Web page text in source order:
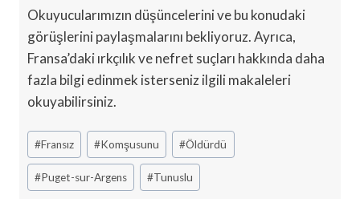
Okuyucularımızın düşüncelerini ve bu konudaki
görüşlerini paylaşmalarını bekliyoruz. Ayrıca,
Fransa’daki ırkçılık ve nefret suçları hakkında daha
fazla bilgi edinmek isterseniz ilgili makaleleri
okuyabilirsiniz.
Post
Tags:
#Fransız #Komşusunu #Öldürdü
#Puget-sur-Argens #Tunuslu